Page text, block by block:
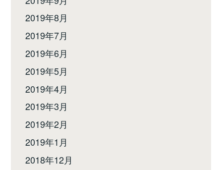
2019年8月
2019年7月
2019年6月
2019年5月
2019年4月
2019年3月
2019年2月
2019年1月
2018年12月